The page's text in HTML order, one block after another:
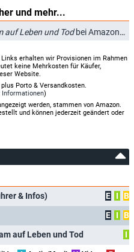
und mehr...
auf Leben und Todbei Amazon.de
erhalten wir Provisionen im Rahmen
keine Mehrkosten für Käufer,
Website.
Porto & Versandkosten.
Informationen)
werden, stammen von Amazon.
und können jederzeit geändert oder
& Infos) E I
B
E I
B
auf Leben und Tod
I